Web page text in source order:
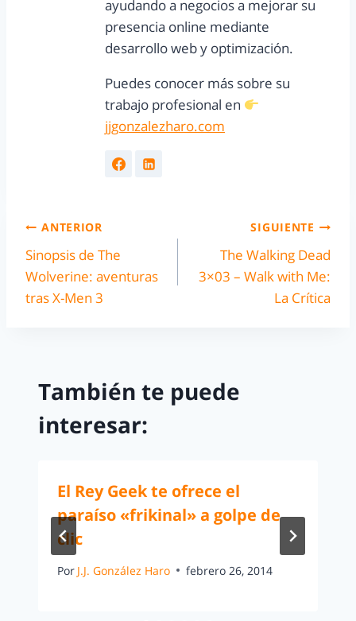
ayudando a negocios a mejorar su
presencia online mediante
desarrollo web y optimización.
Puedes conocer más sobre su
trabajo profesional en
jjgonzalezharo.com
ANTERIOR
Sinopsis de The
Wolverine: aventuras
tras X-Men 3
SIGUIENTE
The Walking Dead
3×03 – Walk with Me:
La Crítica
También te puede
interesar:
El Rey Geek te ofrece el
paraíso «frikinal» a golpe de
clic
Por J.J. González Haro febrero 26, 2014